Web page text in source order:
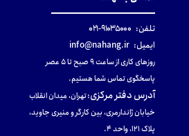
تلفن: ۹۱۰۳۵۰۰۰-۰۲۱
ایمیل: info@nahang.ir
روزهای کاری از ساعت ۹ صبح تا ۵ عصر
پاسخگوی تماس شما هستیم.
آدرس دفتر مرکزی:تهران، میدان انقلاب
خیابان ژاندارمری، بین کارگر و منیری جاوید،
پلاک 121، واحد ۴.